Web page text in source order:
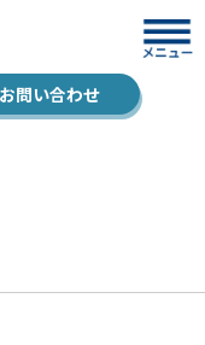
お問い合わせ